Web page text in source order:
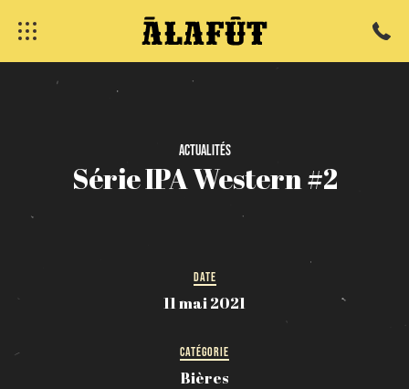
Actualités
SérieIPAWestern#2
DATE
11 mai 2021
CATÉGORIE
Bières